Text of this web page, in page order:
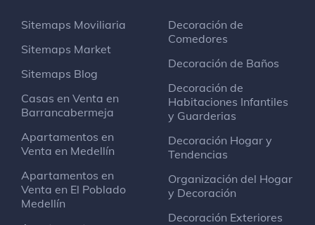
Sitemaps Moviliaria
Sitemaps Market
Sitemaps Blog
Casas en Venta en
Barrancabermeja
Apartamentos en
Venta en Medellín
Apartamentos en
Venta en El Poblado
Medellín
Decoración de
Comedores
Decoración de Baños
Decoración de
Habitaciones Infantiles
y Guarderias
Decoración Hogar y
Tendencias
Organización del Hogar
y Decoración
Decoración Exteriores